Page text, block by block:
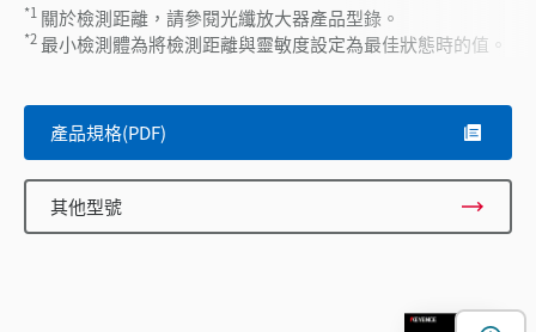
*1 關於檢測距離，請參閱光纖放大器產品型錄。
*2 最小檢測體為將檢測距離與靈敏度設定為最佳狀態時的值。
產品規格(PDF)
其他型號